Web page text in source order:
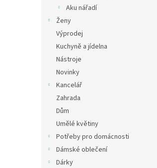
Aku nářadí
Ženy
Výprodej
Kuchyně a jídelna
Nástroje
Novinky
Kancelář
Zahrada
Dům
Umělé květiny
Potřeby pro domácnosti
Dámské oblečení
Dárky